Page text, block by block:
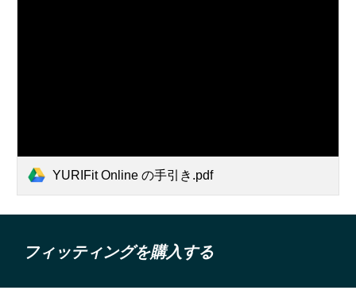
YURIFit Online の手引き.pdf
フィッティングを購入する